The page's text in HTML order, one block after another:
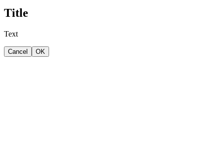
Title
Text
Cancel OK